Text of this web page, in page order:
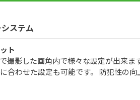
ステム
ト
撮影した画角内で様々な設定が出来ま
合わせた設定も可能です。 防犯性の